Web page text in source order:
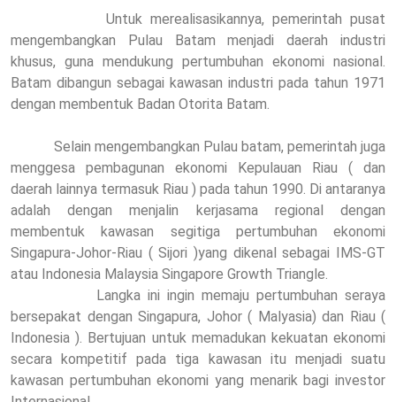
Untuk merealisasikannya, pemerintah pusat
mengembangkan Pulau Batam menjadi daerah industri
khusus, guna mendukung pertumbuhan ekonomi nasional.
Batam dibangun sebagai kawasan industri pada tahun 1971
dengan membentuk Badan Otorita Batam.
Selain mengembangkan Pulau batam, pemerintah juga
menggesa pembagunan ekonomi Kepulauan Riau ( dan
daerah lainnya termasuk Riau ) pada tahun 1990. Di antaranya
adalah dengan menjalin kerjasama regional dengan
membentuk kawasan segitiga pertumbuhan ekonomi
Singapura-Johor-Riau ( Sijori )yang dikenal sebagai IMS-GT
atau Indonesia Malaysia Singapore Growth Triangle.
Langka ini ingin memaju pertumbuhan seraya
bersepakat dengan Singapura, Johor ( Malyasia) dan Riau (
Indonesia ). Bertujuan untuk memadukan kekuatan ekonomi
secara kompetitif pada tiga kawasan itu menjadi suatu
kawasan pertumbuhan ekonomi yang menarik bagi investor